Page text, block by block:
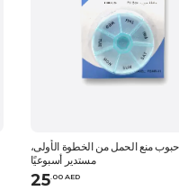
منع الحمل من الخطوة الأولى،
مستدير أسبوعيًا
25. 00 AED